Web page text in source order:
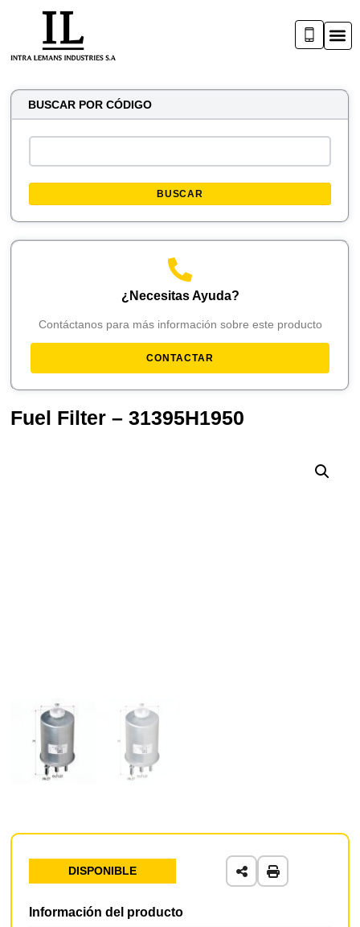
BUSCAR POR CÓDIGO
BUSCAR
¿Necesitas Ayuda?
Contáctanos para más información sobre este producto
CONTACTAR
Fuel Filter – 31395H1950
DISPONIBLE
Información del producto